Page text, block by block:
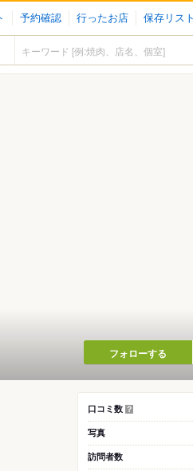
予約確認 行ったお店 保存リスト
フォローする
口コミ数 ？
写真
訪問者数